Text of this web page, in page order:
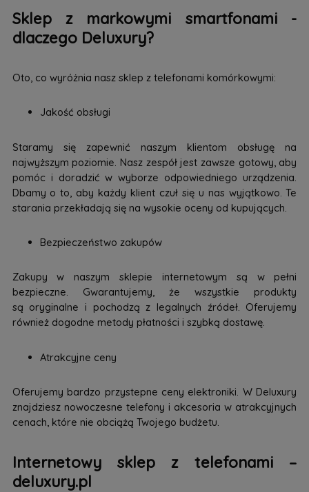
Sklep z markowymi smartfonami -
dlaczego Deluxury?
Oto, co wyróżnia nasz sklep z telefonami komórkowymi:
Jakość obsługi
Staramy się zapewnić naszym klientom obsługę na
najwyższym poziomie. Nasz zespół jest zawsze gotowy, aby
pomóc i doradzić w wyborze odpowiedniego urządzenia.
Dbamy o to, aby każdy klient czuł się u nas wyjątkowo. Te
starania przekładają się na wysokie oceny od kupujących.
Bezpieczeństwo zakupów
Zakupy w naszym sklepie internetowym są w pełni
bezpieczne. Gwarantujemy, że wszystkie produkty
są oryginalne i pochodzą z legalnych źródeł. Oferujemy
również dogodne metody płatności i szybką dostawę.
Atrakcyjne ceny
Oferujemy bardzo przystepne ceny elektroniki. W Deluxury
znajdziesz nowoczesne telefony i akcesoria w atrakcyjnych
cenach, które nie obciążą Twojego budżetu.
Internetowy sklep z telefonami –
deluxury.pl